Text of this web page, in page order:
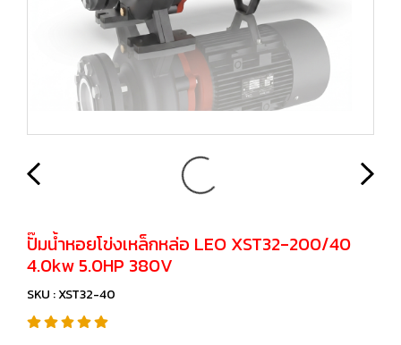
ปั๊มนํ้าหอยโข่งเหล็กหล่อ LEO XST32-200/40
4.0kw 5.0HP 380V
SKU : XST32-40